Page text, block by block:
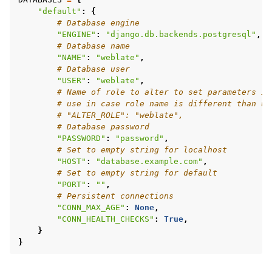
"default" :
{
# Database engine
"ENGINE" : "django.db.backends.postgresql" ,
# Database name
"NAME" : "weblate" ,
# Database user
"USER" : "weblate" ,
# Name of role to alter to set parameters in
# use in case role name is different than
# "ALTER_ROLE": "weblate",
# Database password
"PASSWORD" : "password" ,
# Set to empty string for localhost
"HOST" : "database.example.com" ,
# Set to empty string for default
"PORT" : "" ,
# Persistent connections
"CONN_MAX_AGE" : None ,
"CONN_HEALTH_CHECKS" : True ,
}
}